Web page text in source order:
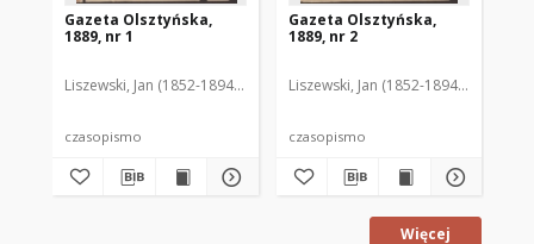
Gazeta Olsztyńska,
1889, nr 1
Liszewski, Jan (1852-1894). Red.
czasopismo
Gazeta Olsztyńska,
1889, nr 2
Liszewski, Jan (1852-1894). Red.
czasopismo
Więcej